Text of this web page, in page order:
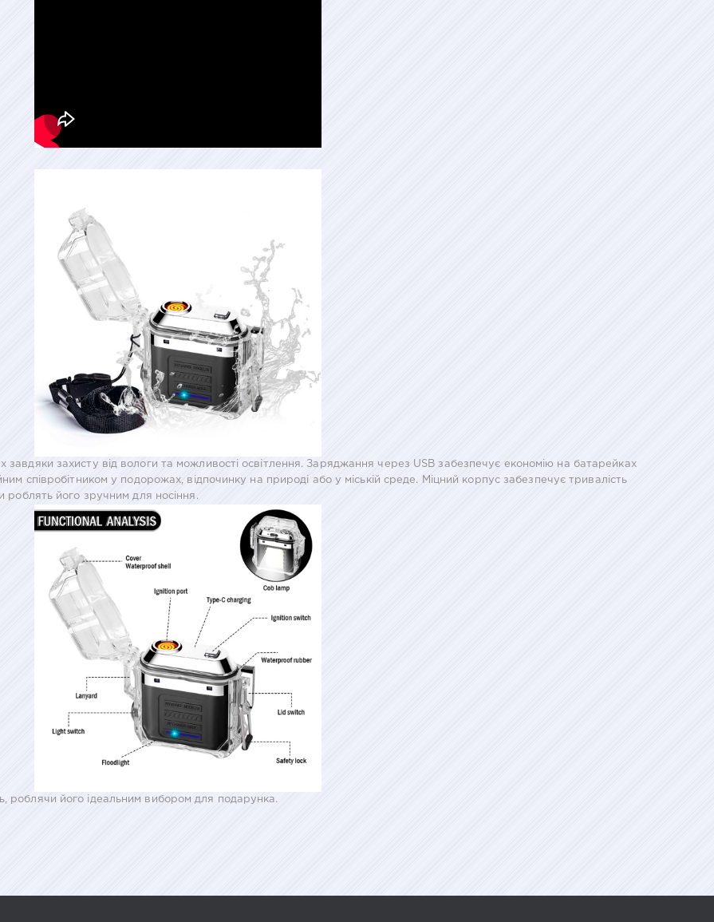
завдяки захисту від вологи та можливості освітлення. Заряджання через USB забезпечує економію на батарейках
співробітником у подорожах, відпочинку на природі або у міській среде. Міцний корпус забезпечує тривалість
роблять його зручним для носіння.
роблячи його ідеальним вибором для подарунка.